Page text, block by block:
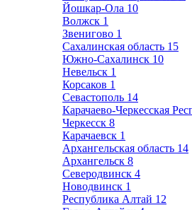
Йошкар-Ола 10
Волжск 1
Звенигово 1
Сахалинская область 15
Южно-Сахалинск 10
Невельск 1
Корсаков 1
Севастополь 14
Карачаево-Черкесская
Черкесск 8
Карачаевск 1
Архангельская область 14
Архангельск 8
Северодвинск 4
Новодвинск 1
Республика Алтай 12